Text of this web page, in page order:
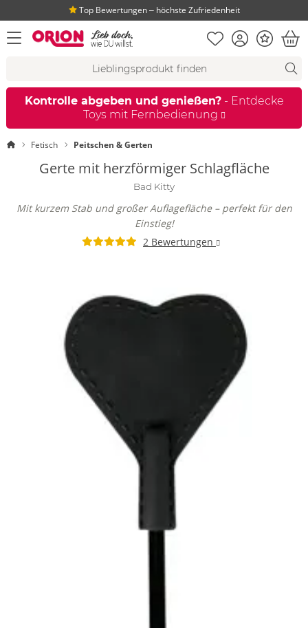
Top Bewertungen ‒ höchste Zufriedenheit
Menü öffnen Merkliste
KontoBonus
Kontrolle abgeben und genießen?- Entdecke
Toys mit Fernbedienung
Startseite
Fetisch Peitschen & Gerten
Gerte mit herzförmiger Schlagfläche
Bad Kitty
Mit kurzem Stab und großer Auflagefläche – perfekt für den
Einstieg!
2 Bewertungen